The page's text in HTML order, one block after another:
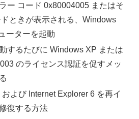
ー コード 0x80004005 またはそ
ときが表示される、Windows
ーターを起動
するたびに Windows XP または
のライセンス認証を促すメッ
よび Internet Explorer 6 を再イ
復する方法